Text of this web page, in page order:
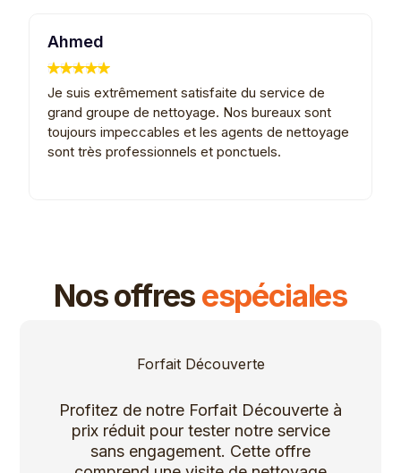
Ahmed
Je suis extrêmement satisfaite du service de
grand groupe de nettoyage. Nos bureaux sont
toujours impeccables et les agents de nettoyage
sont très professionnels et ponctuels.
Nos offresespéciales
Forfait Découverte
Profitez de notre Forfait Découverte à
prix réduit pour tester notre service
sans engagement. Cette offre